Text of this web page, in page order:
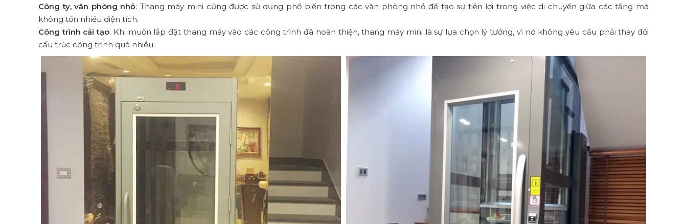
Công ty, văn phòng nhỏ: Thang máy mini cũng được sử dụng phổ biến trong các văn phòng nhỏ để tạo sự tiện lợi trong việc di chuyển giữa các tầng mà
không tốn nhiều diện tích.
Công trình cải tạo: Khi muốn lắp đặt thang máy vào các công trình đã hoàn thiện, thang máy mini là sự lựa chọn lý tưởng, vì nó không yêu cầu phải thay đổi
cấu trúc công trình quá nhiều.